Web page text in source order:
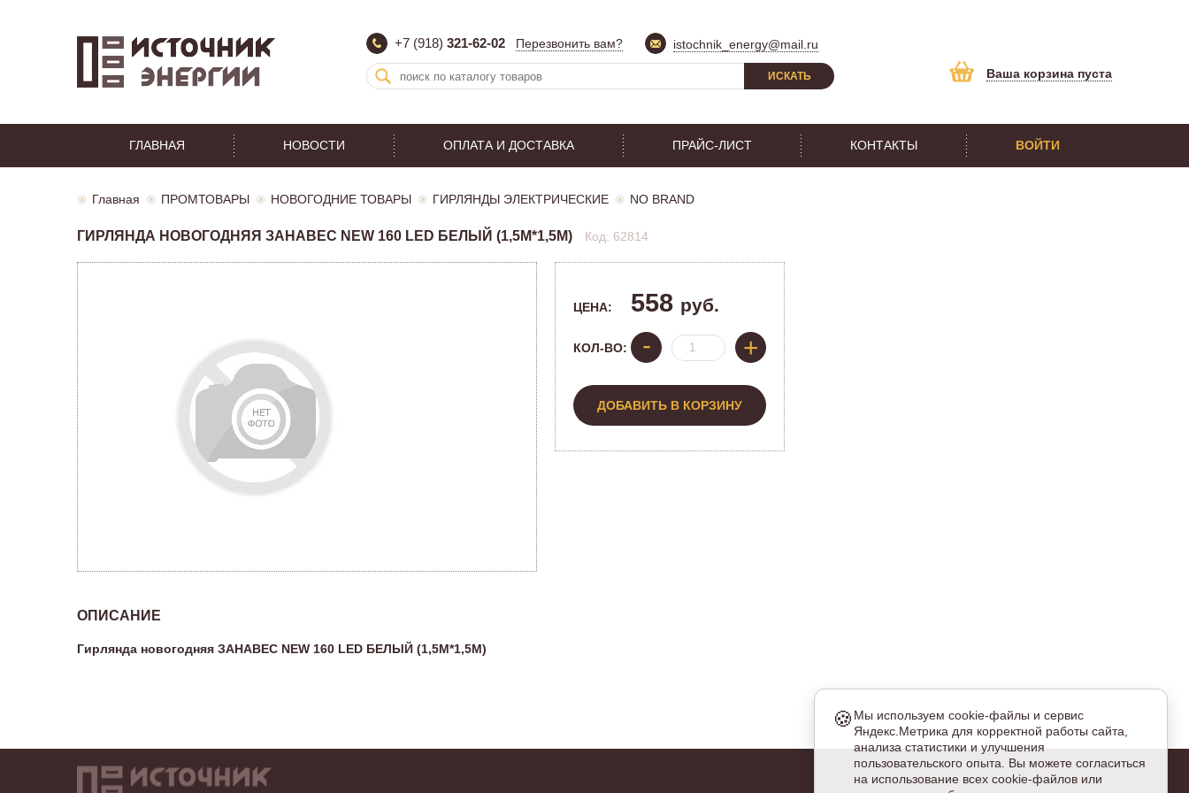
+7 (918) 321-62-02 Перезвонить вам? istochnik_energy@mail.ru
ИСКАТЬ Ваша корзина пуста
ГЛАВНАЯ НОВОСТИ ОПЛАТА И ДОСТАВКА ПРАЙС-ЛИСТ КОНТАКТЫ ВОЙТИ
Главная ПРОМТОВАРЫ НОВОГОДНИЕ ТОВАРЫ ГИРЛЯНДЫ ЭЛЕКТРИЧЕСКИЕ NO BRAND
ГИРЛЯНДА НОВОГОДНЯЯ ЗАНАВЕС NEW 160 LED БЕЛЫЙ (1,5М*1,5М) Код: 62814
ЦЕНА: 558 руб.
КОЛ-ВО: - +
ДОБАВИТЬ В КОРЗИНУ
ОПИСАНИЕ
Гирлянда новогодняя ЗАНАВЕС NEW 160 LED БЕЛЫЙ (1,5М*1,5М)
🍪 Мы используем cookie-файлы и сервис
Яндекс.Метрика для корректной работы сайта,
анализа статистики и улучшения
пользовательского опыта. Вы можете согласиться
на использование всех cookie-файлов или
Необходимые
Эти куки обязательны для работы сайта и не могут быть